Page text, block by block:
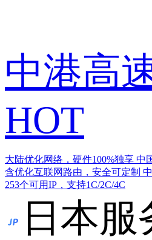
中港高
HOT
大陆优化网络，硬件100%独享 中
含优化互联网路由，安全可定制
253个可用IP，支持1C/2C/4C
日本服